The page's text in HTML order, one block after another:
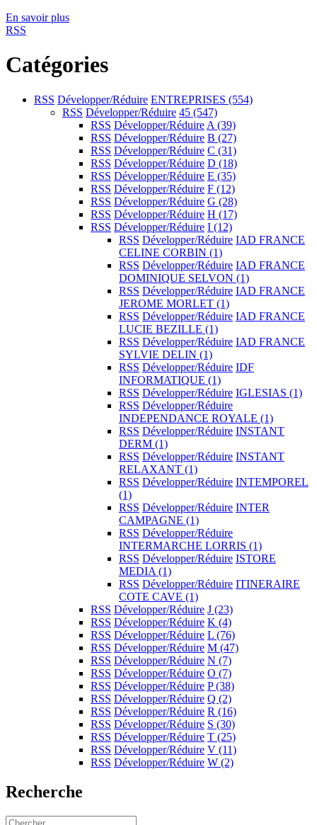
En savoir plus
RSS
Catégories
RSS Développer/Réduire ENTREPRISES (554)
RSS Développer/Réduire 45 (547)
RSS Développer/Réduire A (39)
RSS Développer/Réduire B (27)
RSS Développer/Réduire C (31)
RSS Développer/Réduire D (18)
RSS Développer/Réduire E (35)
RSS Développer/Réduire F (12)
RSS Développer/Réduire G (28)
RSS Développer/Réduire H (17)
RSS Développer/Réduire I (12)
RSS Développer/Réduire IAD FRANCE
CELINE CORBIN (1)
RSS Développer/Réduire IAD FRANCE
DOMINIQUE SELVON (1)
RSS Développer/Réduire IAD FRANCE
JEROME MORLET (1)
RSS Développer/Réduire IAD FRANCE
LUCIE BEZILLE (1)
RSS Développer/Réduire IAD FRANCE
SYLVIE DELIN (1)
RSS Développer/Réduire IDF
INFORMATIQUE (1)
RSS Développer/Réduire IGLESIAS (1)
RSS Développer/Réduire
INDEPENDANCE ROYALE (1)
RSS Développer/Réduire INSTANT
DERM (1)
RSS Développer/Réduire INSTANT
RELAXANT (1)
RSS Développer/Réduire INTEMPOREL
(1)
RSS Développer/Réduire INTER
CAMPAGNE (1)
RSS Développer/Réduire
INTERMARCHE LORRIS (1)
RSS Développer/Réduire ISTORE
MEDIA (1)
RSS Développer/Réduire ITINERAIRE
COTE CAVE (1)
RSS Développer/Réduire J (23)
RSS Développer/Réduire K (4)
RSS Développer/Réduire L (76)
RSS Développer/Réduire M (47)
RSS Développer/Réduire N (7)
RSS Développer/Réduire O (7)
RSS Développer/Réduire P(38)
RSS Développer/Réduire Q (2)
RSS Développer/Réduire R (16)
RSS Développer/Réduire S (30)
RSS Développer/Réduire T (25)
RSS Développer/Réduire V (11)
RSS Développer/Réduire W (2)
Recherche